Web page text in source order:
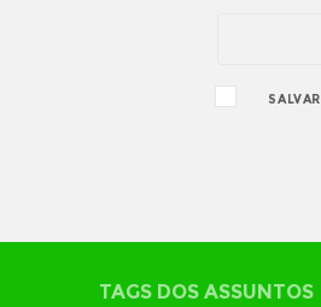
TAGS DOS ASSUNTOS